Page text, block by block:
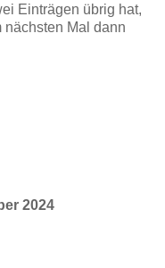
Einträgen übrig hat,
Mal dann
2024